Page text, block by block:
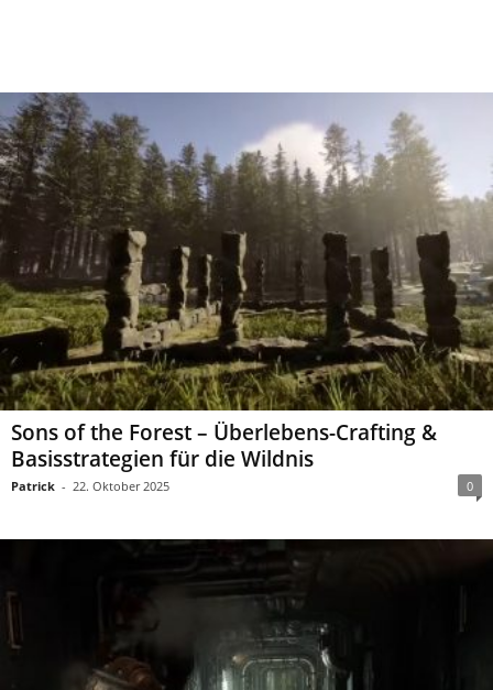
Sons of the Forest – Überlebens-Crafting &
Basisstrategien für die Wildnis
Patrick - 22. Oktober 2025 0